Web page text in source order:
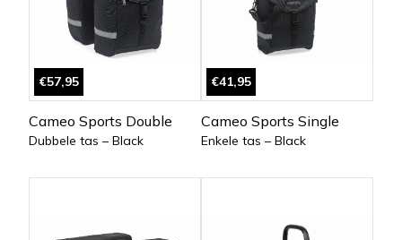
€57,95
Cameo Sports Double
Dubbele tas – Black
€41,95
Cameo Sports Single
Enkele tas – Black